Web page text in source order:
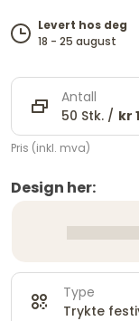
Levert hos deg
18 - 25 august
Antall
50 Stk. / kr
Pris (inkl. mva)
Design her:
Type
Trykte